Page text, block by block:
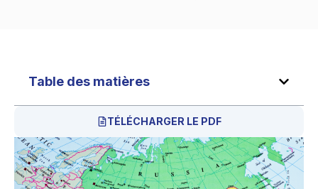
Table des matières
TÉLÉCHARGER LE PDF